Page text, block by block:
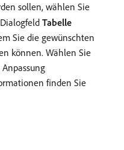
sollen, wählen Sie
Tabelle
Sie die gewünschten
können. Wählen Sie
finden Sie